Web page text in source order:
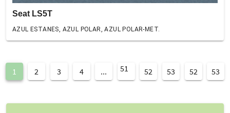
Seat LS5T
AZUL ESTANES, AZUL POLAR, AZUL POLAR-MET.
1 2 3 4 ... 51 52 53 52 53